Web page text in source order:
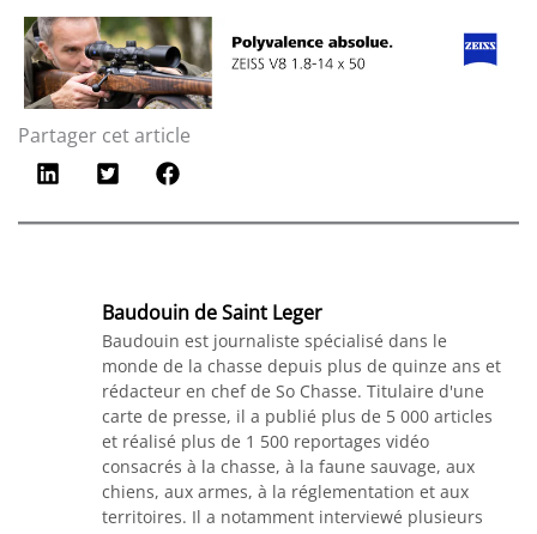
Partager cet article
Baudouin de Saint Leger
Baudouin est journaliste spécialisé dans le
monde de la chasse depuis plus de quinze ans et
rédacteur en chef de So Chasse. Titulaire d'une
carte de presse, il a publié plus de 5 000 articles
et réalisé plus de 1 500 reportages vidéo
consacrés à la chasse, à la faune sauvage, aux
chiens, aux armes, à la réglementation et aux
territoires. Il a notamment interviewé plusieurs